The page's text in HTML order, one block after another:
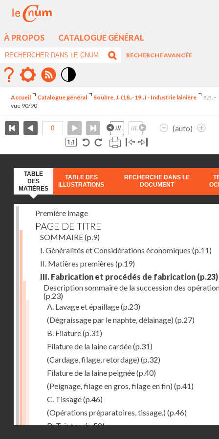
À PROPOS CATALOGUE GÉNÉRAL
RECHERCHE AVANCÉE
élévé
Accueil Catalogue général Soubre, J. (18..-19..) - Industrie lainière
n.n. -
vue 90/90
(auto)
TABLE
DES
MATIÈRES
TABLE DES
ILLUSTRATIONS
RECHERCHE DANS LE
DOCUMENT
Première image
PAGE DE TITRE
SOMMAIRE(p.9)
I. Généralités et Considérations économiques (p.11)
II. Matières premières (p.19)
III. Fabrication et procédés de fabrication (p.23)
Description sommaire de la succession des
(p.23)
A. Lavage et épaillage(p.23)
(Dégraissage par le naphte, délainage) (p.27)
B. Filature(p.31)
Filature de la laine cardée(p.31)
(Cardage, filage, retordage) (p.32)
Filature de la laine peignée(p.40)
(Peignage, filage en gros, filage en fin) (p.41)
C. Tissage(p.46)
(Opérations préparatoires, tissage.) (p.46)
D. Teinture(p.52)